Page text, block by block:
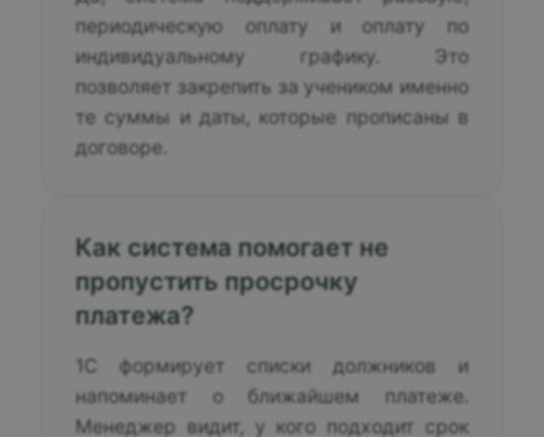
периодическую оплату и оплату по
индивидуальному графику. Это
позволяет закрепить за учеником именно
те суммы и даты, которые прописаны в
договоре.
Как система помогает не
пропустить просрочку
платежа?
1С формирует списки должников и
напоминает о ближайшем платеже.
Менеджер видит, у кого подходит срок